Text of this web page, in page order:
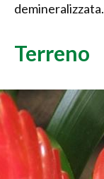
demineralizzata.
Terreno